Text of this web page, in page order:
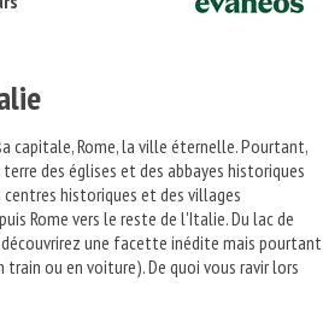
capitale, Rome, la ville éternelle. Pourtant,
des églises et des abbayes historiques
historiques et des villages
Rome vers le reste de l'Italie. Du lac de
découvrirez une facette inédite mais pourtant
train ou en voiture). De quoi vous ravir lors